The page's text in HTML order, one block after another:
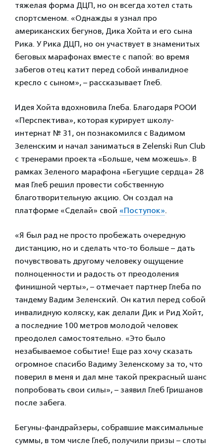
тяжелая форма ДЦП, но он всегда хотел стать
спортсменом. «Однажды я узнал про
американских бегунов, Дика Хойта и его сына
Рика. У Рика ДЦП, но он участвует в знаменитых
беговых марафонах вместе с папой: во время
забегов отец катит перед собой инвалидное
кресло с сыном», – рассказывает Глеб.
Идея Хойта вдохновила Глеба. Благодаря РООИ
«Перспектива», которая курирует школу-
интернат № 31, он познакомился с Вадимом
Зеленским и начал заниматься в Zelenski Run Club
с тренерами проекта «Больше, чем можешь». В
рамках Зеленого марафона «Бегущие сердца» 28
мая Глеб решил провести собственную
благотворительную акцию. Он создал на
платформе «Сделай» свой «Поступок».
«Я был рад не просто пробежать очередную
дистанцию, но и сделать что-то больше – дать
почувствовать другому человеку ощущение
полноценности и радость от преодоления
финишной черты», – отмечает партнер Глеба по
тандему Вадим Зеленский. Он катил перед собой
инвалидную коляску, как делали Дик и Рид Хойт,
а последние 100 метров молодой человек
преодолел самостоятельно. «Это было
незабываемое событие! Еще раз хочу сказать
огромное спасибо Вадиму Зеленскому за то, что
поверил в меня и дал мне такой прекрасный шанс
попробовать свои силы», – заявил Глеб Гришанов
после забега.
Бегуны-фандрайзеры, собравшие максимальные
суммы, в том числе Глеб, получили призы – слоты